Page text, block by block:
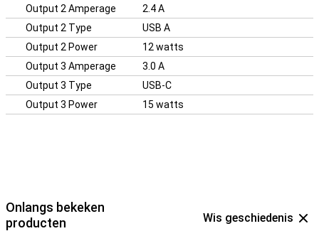
Output 2 Amperage
2.4 A
Output 2 Type
USB A
Output 2 Power
12 watts
Output 3 Amperage
3.0 A
Output 3 Type
USB-C
Output 3 Power
15 watts
Onlangs bekeken
producten
Wis geschiedenis